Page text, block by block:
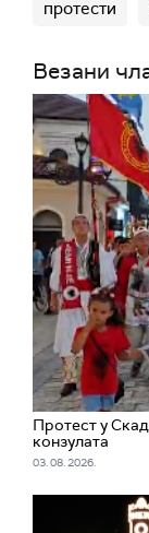
протести
Везани
Протест у
конзулата
03. 08. 2026.